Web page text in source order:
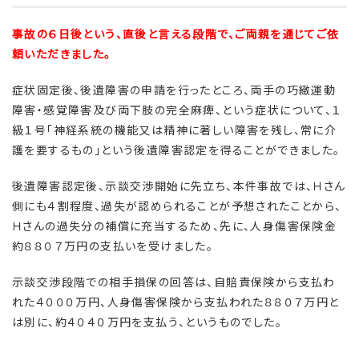
事故の６日後という、直後と言える段階で、ご両親を通じてご依
頼いただきました。
症状固定後、後遺障害の申請を行ったところ、両手の巧緻運動
障害・感覚障害及び両下肢の完全麻痺、という症状について、１
級１号「神経系統の機能又は精神に著しい障害を残し、常に介
護を要するもの」という後遺障害認定を得ることができました。
後遺障害認定後、示談交渉開始に先立ち、本件事故では、Ｈさん
側にも４割程度、過失が認められることが予想されたことから、
Ｈさんの過失分の補償に充当するため、先に、人身傷害保険金
約８８０７万円の支払いを受けました。
示談交渉段階での相手損保の回答は、自賠責保険から支払わ
れた４０００万円、人身傷害保険から支払われた８８０７万円と
は別に、約４０４０万円を支払う、というものでした。